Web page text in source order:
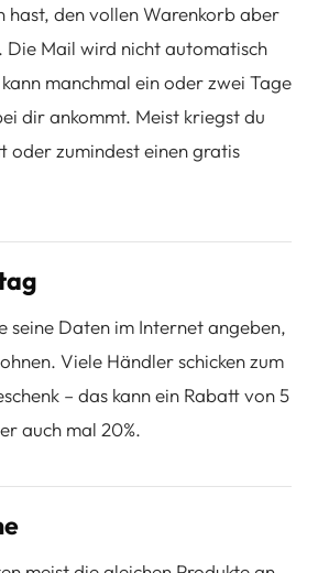
hast, den vollen Warenkorb aber
Die Mail wird nicht automatisch
manchmal ein oder zwei Tage
dir ankommt. Meist kriegst du
oder zumindest einen gratis
seine Daten im Internet angeben,
Viele Händler schicken zum
– das kann ein Rabatt von 5
auch mal 20%.